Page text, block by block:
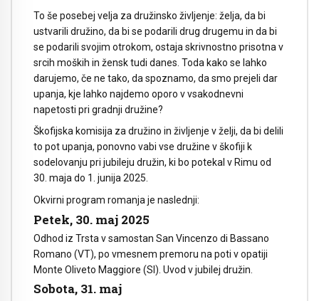
To še posebej velja za družinsko življenje: želja, da bi
ustvarili družino, da bi se podarili drug drugemu in da bi
se podarili svojim otrokom, ostaja skrivnostno prisotna v
srcih moških in žensk tudi danes. Toda kako se lahko
darujemo, če ne tako, da spoznamo, da smo prejeli dar
upanja, kje lahko najdemo oporo v vsakodnevni
napetosti pri gradnji družine?
Škofijska komisija za družino in življenje v želji, da bi delili
to pot upanja, ponovno vabi vse družine v škofiji k
sodelovanju pri jubileju družin, ki bo potekal v Rimu od
30. maja do 1. junija 2025.
Okvirni program romanja je naslednji:
Petek, 30. maj 2025
Odhod iz Trsta v samostan San Vincenzo di Bassano
Romano (VT), po vmesnem premoru na poti v opatiji
Monte Oliveto Maggiore (SI). Uvod v jubilej družin.
Sobota, 31. maj